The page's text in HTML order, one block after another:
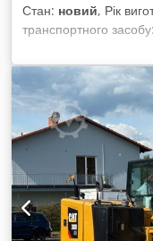
Стан: новий, Рік
транспортного засобу:
Будівництво Власна
1.421 кВА Розміри
Звертайтесь до
інформації.